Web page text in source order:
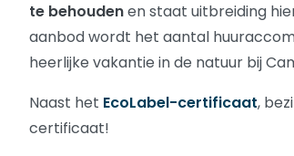
te behoudenen staat uitbreiding
aanbod wordt het aantal
heerlijke vakantie in de natuur bij
Naast het EcoLabel-certificaat,
certificaat!